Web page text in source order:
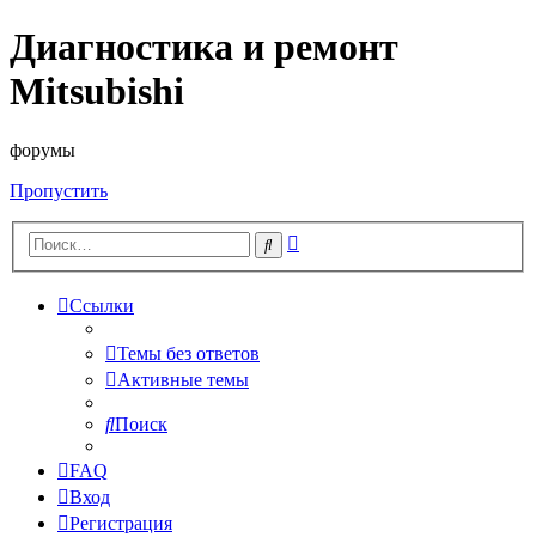
Диагностика и ремонт
Mitsubishi
форумы
Пропустить
Поиск
Ссылки
Темы без ответов
Активные темы
Поиск
FAQ
Вход
Регистрация